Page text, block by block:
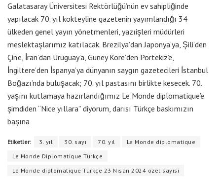
Galatasaray Üniversitesi Rektörlüğü’nün ev sahipliğinde
yapılacak 70. yıl kokteyline gazetenin yayımlandığı 34
ülkeden genel yayın yönetmenleri, yazıişleri müdürleri
meslektaşlarımız katılacak. Brezilya’dan Japonya’ya, Şili’den
Çin’e, İran’dan Uruguay’a, Güney Kore’den Portekiz’e,
İngiltere’den İspanya’ya dünyanın saygın gazetecileri İstanbul
Boğazı’nda buluşacak; 70. yıl pastasını birlikte kesecek. 70.
yaşını kutlamaya hazırlandığımız Le Monde diplomatique’e
şimdiden “Nice yıllara” diyorum, darısı Türkçe baskımızın
başına
Etiketler: 3. yıl 30. sayı 70. yıl
Le Monde diplomatique
Le Monde Diplomatique Türkçe
Le Monde diplomatique Türkçe 23 Nisan 2024 özel sayısı